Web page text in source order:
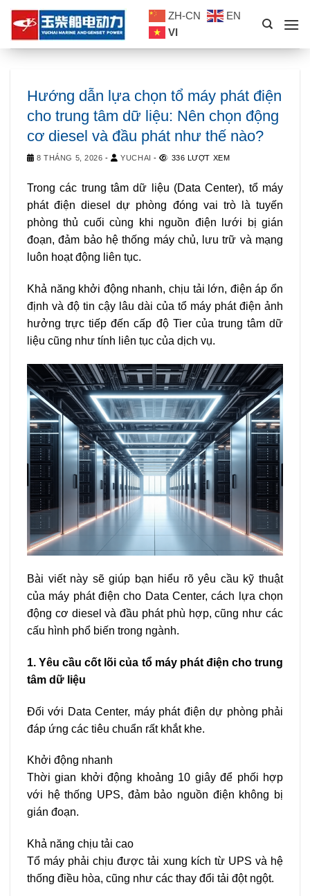
Skip
content
ZH-CN
EN
VI
Hướng dẫn lựa chọn tổ máy phát điện
cho trung tâm dữ liệu: Nên chọn động
cơ diesel và đầu phát như thế nào?
8 THÁNG 5, 2026 - YUCHAI - 336 LƯỢT XEM
Trong các trung tâm dữ liệu (Data Center), tổ máy
phát điện diesel dự phòng đóng vai trò là tuyến
phòng thủ cuối cùng khi nguồn điện lưới bị gián
đoạn, đảm bảo hệ thống máy chủ, lưu trữ và mạng
luôn hoạt động liên tục.
Khả năng khởi động nhanh, chịu tải lớn, điện áp ổn
định và độ tin cậy lâu dài của tổ máy phát điện ảnh
hưởng trực tiếp đến cấp độ Tier của trung tâm dữ
liệu cũng như tính liên tục của dịch vụ.
Bài viết này sẽ giúp bạn hiểu rõ yêu cầu kỹ thuật
của máy phát điện cho Data Center, cách lựa chọn
động cơ diesel và đầu phát phù hợp, cũng như các
cấu hình phổ biến trong ngành.
1. Yêu cầu cốt lõi của tổ máy phát điện cho trung
tâm dữ liệu
Đối với Data Center, máy phát điện dự phòng phải
đáp ứng các tiêu chuẩn rất khắt khe.
Khởi động nhanh
Thời gian khởi động khoảng 10 giây để phối hợp
với hệ thống UPS, đảm bảo nguồn điện không bị
gián đoạn.
Khả năng chịu tải cao
Tổ máy phải chịu được tải xung kích từ UPS và hệ
thống điều hòa, cũng như các thay đổi tải đột ngột.